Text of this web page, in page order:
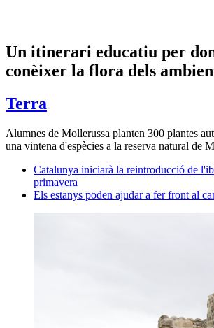
Un itinerari educatiu per
conèixer la flora dels
Terra
Alumnes de Mollerussa planten 300 plantes
una vintena d'espècies a la reserva natural de
Catalunya iniciarà la reintroducció de
primavera
Els estanys poden ajudar a fer front al